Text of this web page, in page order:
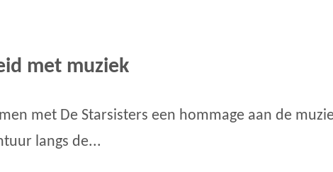
met muziek
met De Starsisters een hommage aan de
langs de...